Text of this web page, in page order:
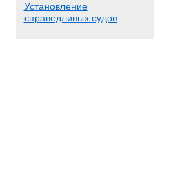
Установление
справедливых судов